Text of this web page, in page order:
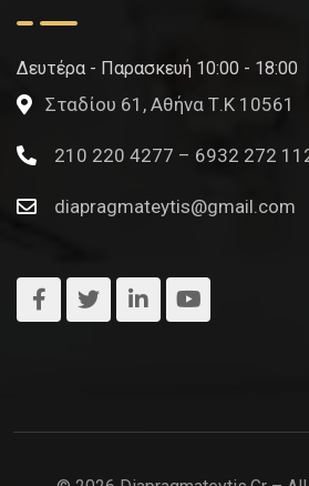
Δευτέρα - Παρασκευή 10:00 - 18:00
Σταδίου 61, Αθήνα Τ.Κ 10561
210 220 4277 – 6932 272
diapragmateytis@gmail.com